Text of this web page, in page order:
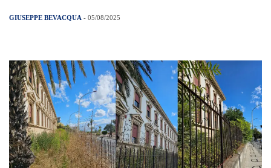
GIUSEPPE BEVACQUA - 05/08/2025